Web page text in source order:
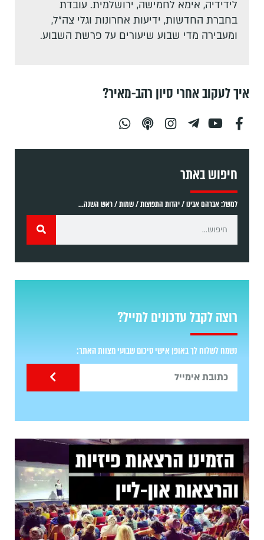
לידידיה, אימא לחמישה, ירושלמית. עובדת
בחברת החדשות, ידיעות אחרונות וגלי צה"ל,
ומעבירה מדי שבוע שיעורים על פרשת השבוע.
איך לעקוב אחרי סיון רהב-מאיר?
חיפוש באתר
למשל: אברהם אבינו / יהדות התפוצות / שמות / ראש השנה...
רוצה לקבל עדכונים למייל?
נשמח לשלוח לך באופן אישי סיכום שבועי מצוות האתר: